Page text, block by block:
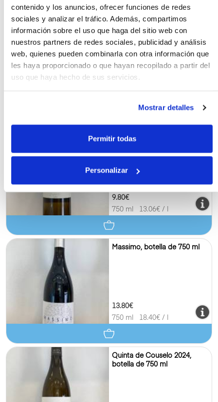
contenido y los anuncios, ofrecer funciones de redes
sociales y analizar el tráfico. Además, compartimos
información sobre el uso que haga del sitio web con
nuestros partners de redes sociales, publicidad y análisis
web, quienes pueden combinarla con otra información que
les haya proporcionado o que hayan recopilado a partir del
uso que haya hecho de sus servicios.
Mostrar detalles
Permitir todas
Personalizar
Ladairo 2022, botella de 750
ml
Ladairo blanco, botella de
9.80€
750 ml
13.06€ / l
Massimo, botella de 750 ml
13.80€
750 ml
18.40€ / l
Quinta de Couselo 2024,
botella de 750 ml